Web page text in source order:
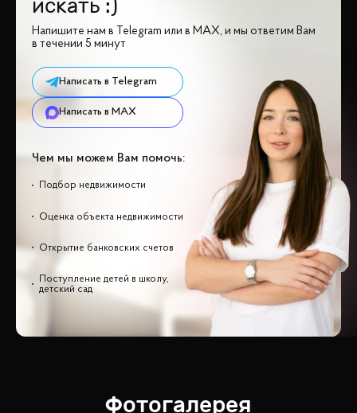
искать :)
Напишите нам в Telegram или в MAX, и мы ответим Вам
в течении 5 минут
Написать в Telegram
Написать в MAX
Чем мы можем Вам помочь:
Подбор недвижимости
Оценка объекта недвижимости
Открытие банковских счетов
Поступление детей в школу,
детский сад
Фотогалерея